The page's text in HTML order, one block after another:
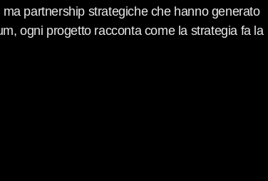
partnership strategiche che hanno generato
ogni progetto racconta come la strategia fa la